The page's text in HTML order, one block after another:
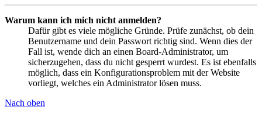
Warum kann ich mich nicht anmelden?
Dafür gibt es viele mögliche Gründe. Prüfe zunächst, ob dein
Benutzername und dein Passwort richtig sind. Wenn dies der
Fall ist, wende dich an einen Board-Administrator, um
sicherzugehen, dass du nicht gesperrt wurdest. Es ist ebenfalls
möglich, dass ein Konfigurationsproblem mit der Website
vorliegt, welches ein Administrator lösen muss.
Nach oben